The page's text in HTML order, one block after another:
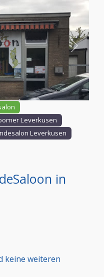
Leverkusen
Leverkusen
in
keine weiteren